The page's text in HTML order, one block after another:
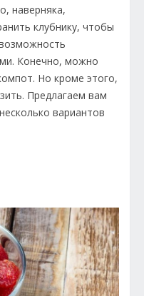
наверняка,
клубнику, чтобы
Конечно, можно
Но кроме этого,
Предлагаем вам
вариантов